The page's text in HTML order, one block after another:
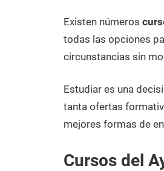
8
de
diciembre
2020
Maria
Cursos
en
Tarragona
Existen números
todas las opciones
circunstancias sin
Estudiar es una
tanta ofertas
mejores formas de
Cursos del